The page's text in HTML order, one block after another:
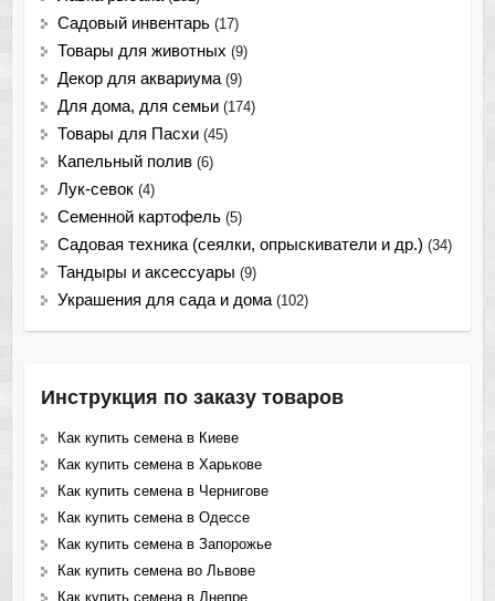
Садовый инвентарь (17)
Товары для животных (9)
Декор для аквариума (9)
Для дома, для семьи (174)
Товары для Пасхи (45)
Капельный полив (6)
Лук-севок (4)
Семенной картофель (5)
Садовая техника (сеялки, опрыскиватели и др.) (34)
Тандыры и аксессуары (9)
Украшения для сада и дома (102)
Инструкция по заказу товаров
Как купить семена в Киеве
Как купить семена в Харькове
Как купить семена в Чернигове
Как купить семена в Одессе
Как купить семена в Запорожье
Как купить семена во Львове
Как купить семена в Днепре